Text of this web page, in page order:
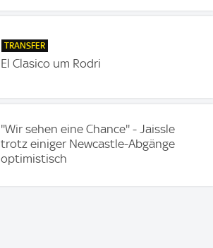
TRANSFER
El Clasico um Rodri
''Wir sehen eine Chance'' - Jaissle
trotz einiger Newcastle-Abgänge
optimistisch